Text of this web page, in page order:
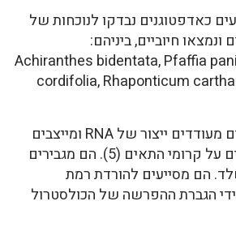
כאדפטוגנים נבדקו לנוכחות של
חיוביים, ביניהם:
Achiranthes bidentata, Pfaffia
cordifolia, Rhaponticum
פיטואקדיסטרואידים מעודדים ייצור של RNA ומייצבים
חלבון ופוספוליפידים על קרומי התאים (5). הם מגבירים
הם מסייעים להורדת רמת
הגברת ההפרשה של הכולסטרול